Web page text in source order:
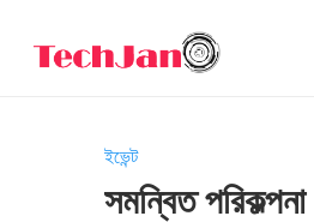
ইভেন্ট
সমন্বিত